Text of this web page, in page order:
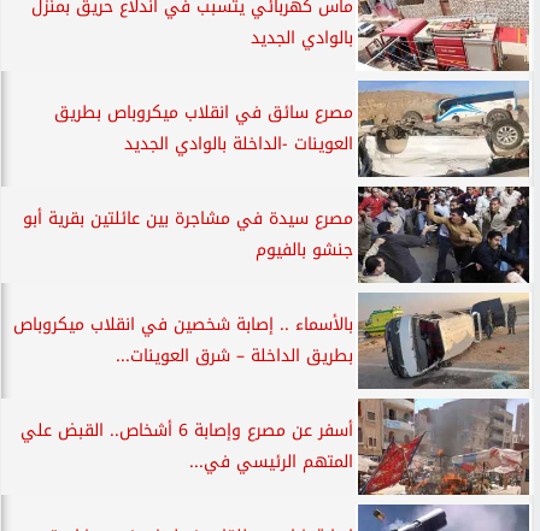
بالوادي الجديد
مصرع سائق في انقلاب ميكروباص بطريق
العوينات -الداخلة بالوادي الجديد
مصرع سيدة في مشاجرة بين عائلتين بقرية أبو
جنشو بالفيوم
بالأسماء .. إصابة شخصين في انقلاب ميكروباص
بطريق الداخلة – شرق العوينات...
أسفر عن مصرع وإصابة 6 أشخاص.. القبض علي
المتهم الرئيسي في...